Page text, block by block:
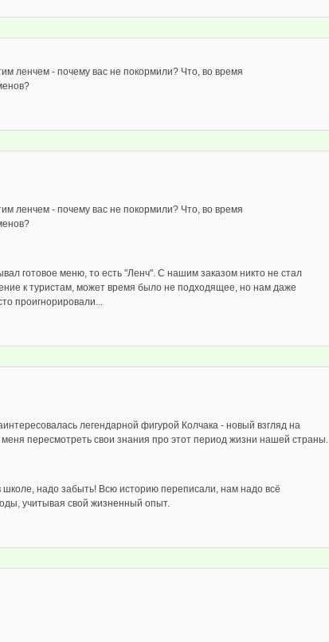
ленчем - почему вас не покормили? Что, во время
ленчем - почему вас не покормили? Что, во время
готовое меню, то есть "Ленч". С нашим заказом никто не стал
к туристам, может время было не подходящее, но нам даже
проигнорировали...
легендарной фигурой Колчака - новый взгляд на
пересмотреть свои знания про этот период жизни нашей страны.
школе, надо забыть! Всю историю переписали, нам надо всё
учитывая свой жизненный опыт.